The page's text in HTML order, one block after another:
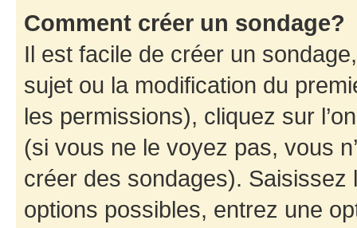
Comment créer un sondage?
Il est facile de créer un
sujet ou la modification du
les permissions), cliquez sur
(si vous ne le voyez pas, vous
créer des sondages).
options possibles, entrez une